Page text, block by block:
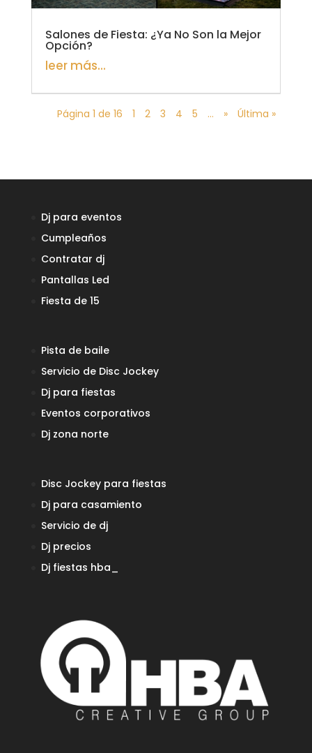
Salones de Fiesta: ¿Ya No Son la Mejor
Opción?
leer más...
Página 1 de 16 1 2 3 4 5 ... » Última »
Dj para eventos
Cumpleaños
Contratar dj
Pantallas Led
Fiesta de 15
Pista de baile
Servicio de Disc Jockey
Dj para fiestas
Eventos corporativos
Dj zona norte
Disc Jockey para fiestas
Dj para casamiento
Servicio de dj
Dj precios
Dj fiestas hba_